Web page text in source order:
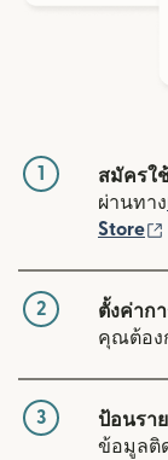
1 สมัครใ
ผ่านทาง
Store
2 ตั้งค่าก
คุณต้อง
3 ป้อนรา
ข้อมูลติ